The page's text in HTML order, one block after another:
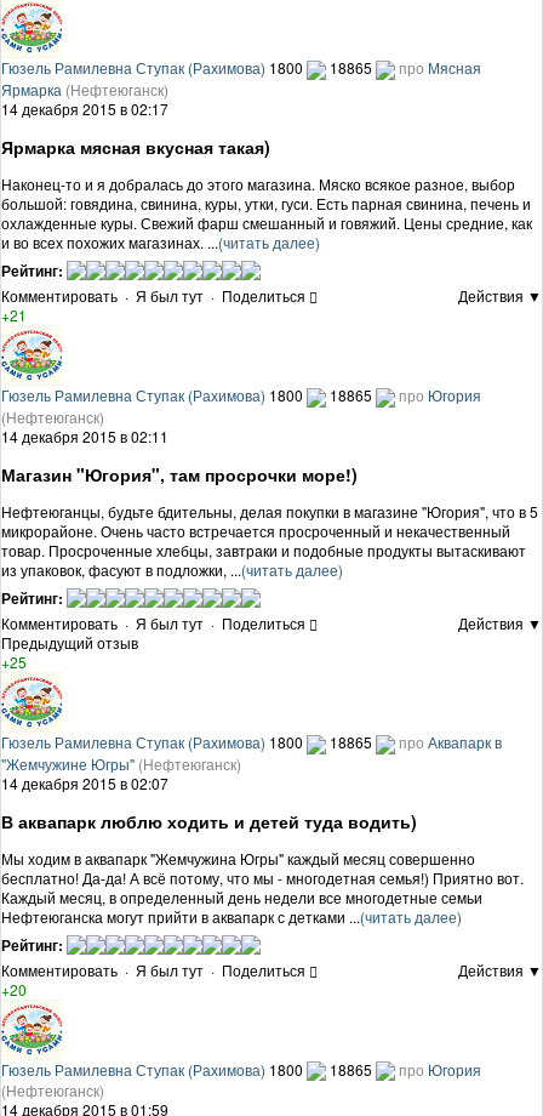
Гюзель Рамилевна Ступак (Рахимова) 1800 18865 про Мясная
Ярмарка (Нефтеюганск)
14 декабря 2015 в 02:17
Ярмарка мясная вкусная такая)
Наконец-то и я добралась до этого магазина. Мяско всякое разное, выбор
большой: говядина, свинина, куры, утки, гуси. Есть парная свинина, печень и
охлажденные куры. Свежий фарш смешанный и говяжий. Цены средние, как
и во всех похожих магазинах. ...(читать далее)
Рейтинг:
Комментировать · Я был тут · Поделиться
Действия ▼
+21
Гюзель Рамилевна Ступак (Рахимова) 1800 18865 про Югория
(Нефтеюганск)
14 декабря 2015 в 02:11
Магазин "Югория", там просрочки море!)
Нефтеюганцы, будьте бдительны, делая покупки в магазине "Югория", что в 5
микрорайоне. Очень часто встречается просроченный и некачественный
товар. Просроченные хлебцы, завтраки и подобные продукты вытаскивают
из упаковок, фасуют в подложки, ...(читать далее)
Рейтинг:
Комментировать · Я был тут · Поделиться
Действия ▼
Предыдущий отзыв
+25
Гюзель Рамилевна Ступак (Рахимова) 1800 18865 про Аквапарк в
"Жемчужине Югры" (Нефтеюганск)
14 декабря 2015 в 02:07
В аквапарк люблю ходить и детей туда водить)
Мы ходим в аквапарк "Жемчужина Югры" каждый месяц совершенно
бесплатно! Да-да! А всё потому, что мы - многодетная семья!) Приятно вот.
Каждый месяц, в определенный день недели все многодетные семьи
Нефтеюганска могут прийти в аквапарк с детками ...(читать далее)
Рейтинг:
Комментировать · Я был тут · Поделиться
Действия ▼
+20
Гюзель Рамилевна Ступак (Рахимова) 1800 18865 про Югория
(Нефтеюганск)
14 декабря 2015 в 01:59